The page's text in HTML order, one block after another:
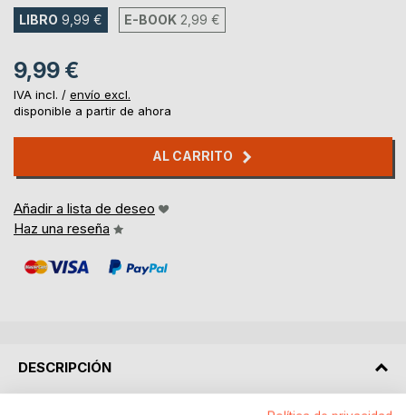
LIBRO 9,99 € E-BOOK 2,99 €
9,99 €
IVA incl. / envío excl.
disponible a partir de ahora
AL CARRITO
Añadir a lista de deseo
Haz una reseña
DESCRIPCIÓN